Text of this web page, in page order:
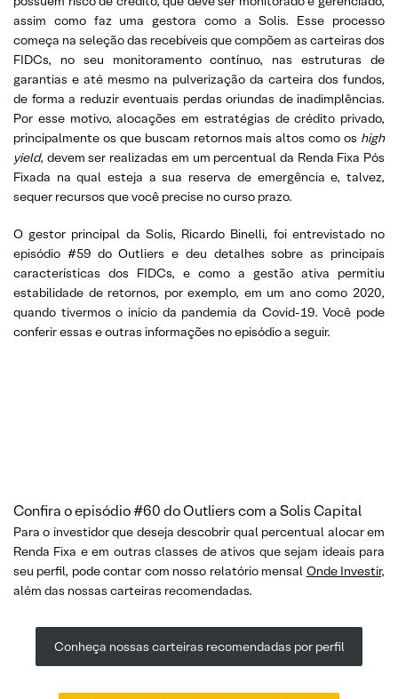
assim como faz uma gestora como a Solis. Esse processo
começa na seleção das recebíveis que compõem as carteiras dos
FIDCs, no seu monitoramento contínuo, nas estruturas de
garantias e até mesmo na pulverização da carteira dos fundos,
de forma a reduzir eventuais perdas oriundas de inadimplências.
Por esse motivo, alocações em estratégias de crédito privado,
principalmente os que buscam retornos mais altos como os high
yield, devem ser realizadas em um percentual da Renda Fixa Pós
Fixada na qual esteja a sua reserva de emergência e, talvez,
sequer recursos que você precise no curso prazo.
O gestor principal da Solis, Ricardo Binelli, foi entrevistado no
episódio #59 do Outliers e deu detalhes sobre as principais
características dos FIDCs, e como a gestão ativa permitiu
estabilidade de retornos, por exemplo, em um ano como 2020,
quando tivermos o início da pandemia da Covid-19. Você pode
conferir essas e outras informações no episódio a seguir.
Confira o episódio #60 do Outliers com a Solis Capital
Para o investidor que deseja descobrir qual percentual alocar em
Renda Fixa e em outras classes de ativos que sejam ideais para
seu perfil, pode contar com nosso relatório mensal Onde Investir,
além das nossas carteiras recomendadas.
Conheça nossas carteiras recomendadas por perfil